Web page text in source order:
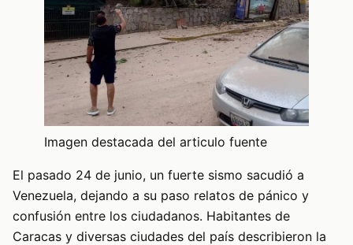
Imagen destacada del articulo fuente
El pasado 24 de junio, un fuerte sismo sacudió a
Venezuela, dejando a su paso relatos de pánico y
confusión entre los ciudadanos. Habitantes de
Caracas y diversas ciudades del país describieron la